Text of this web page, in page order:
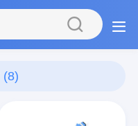
(8)